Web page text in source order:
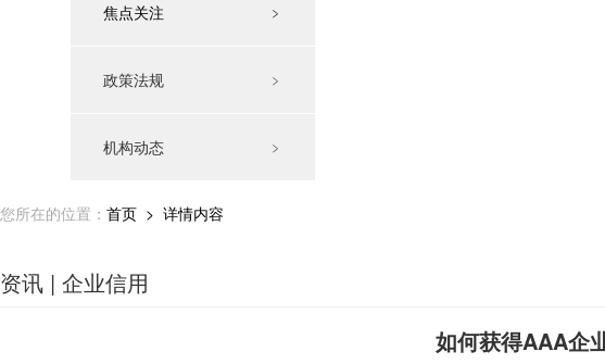
焦点关注 ﹥
政策法规 ﹥
机构动态 ﹥
您所在的位置： 首页 > 详情内容
资讯 | 企业信用
如何获得AAA企